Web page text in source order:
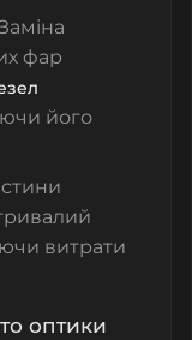
фар
його
витрати
оптики